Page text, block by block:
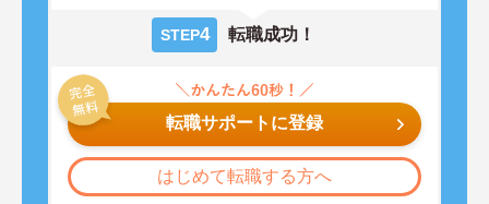
STEP4 転職成功！
転職サポートに登録
はじめて転職する方へ